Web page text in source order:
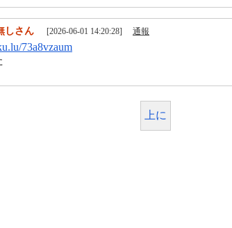
しさん [2026-06-01 14:20:28] 通報
73a8vzaum
上に